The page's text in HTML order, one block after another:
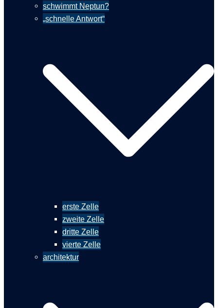
schwimmt Neptun?
„schnelle Antwort“
erste Zelle
zweite Zelle
dritte Zelle
vierte Zelle
architektur